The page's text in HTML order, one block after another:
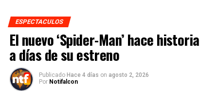
ESPECTACULOS
El nuevo ‘Spider-Man’ hace historia
a días de su estreno
Publicado Hace 4 días on agosto 2, 2026
Por Notifalcon